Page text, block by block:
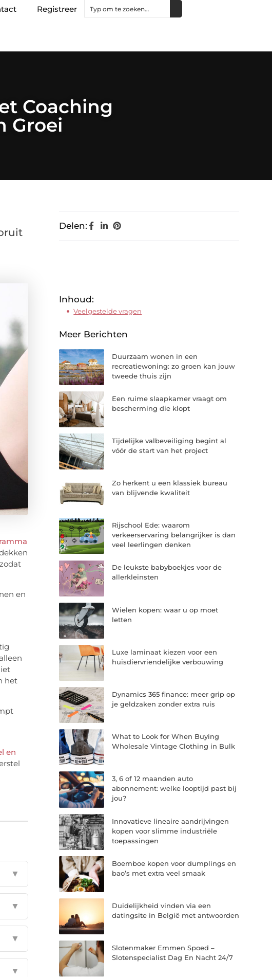
Registreer
Coaching
Groei
en
het
en
▼
▼
▼
▼
Delen:
Inhoud:
Veelgestelde vragen
Meer Berichten
Duurzaam wonen in een
recreatiewoning: zo groen kan jouw
tweede thuis zijn
Een ruime slaapkamer vraagt om
bescherming die klopt
Tijdelijke valbeveiliging begint al
vóór de start van het project
Zo herkent u een klassiek bureau
van blijvende kwaliteit
Rijschool Ede: waarom
verkeerservaring belangrijker is dan
veel leerlingen denken
De leukste babyboekjes voor de
allerkleinsten
Wielen kopen: waar u op moet
letten
Luxe laminaat kiezen voor een
huisdiervriendelijke verbouwing
Dynamics 365 finance: meer grip op
je geldzaken zonder extra ruis
What to Look for When Buying
Wholesale Vintage Clothing in Bulk
3, 6 of 12 maanden auto
abonnement: welke looptijd past bij
jou?
Innovatieve lineaire aandrijvingen
kopen voor slimme industriële
toepassingen
Boemboe kopen voor dumplings en
bao’s met extra veel smaak
Duidelijkheid vinden via een
datingsite in België met antwoorden
Slotenmaker Emmen Spoed –
Slotenspecialist Dag En Nacht 24/7